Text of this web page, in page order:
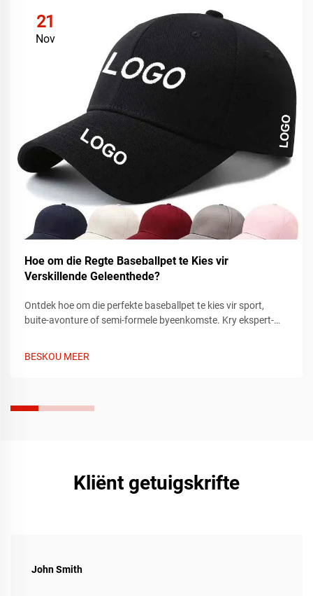
21
Nov
Hoe om die Regte Baseballpet te Kies vir
Verskillende Geleenthede?
Ontdek hoe om die perfekte baseballpet te kies vir sport,
buite-avonture of semi-formele byeenkomste. Kry ekspert-
BESKOU MEER
Kliënt getuigskrifte
John Smith